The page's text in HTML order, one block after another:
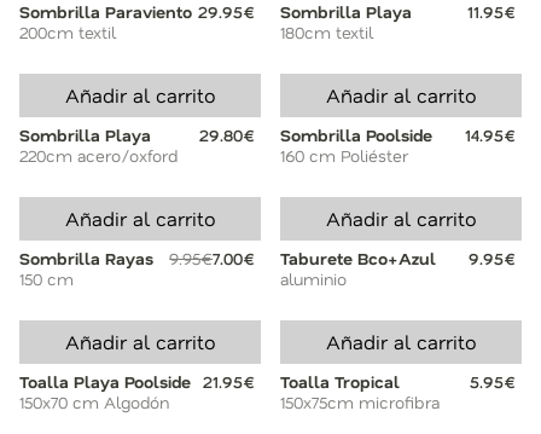
Sombrilla Paraviento 29.95€
200cm textil
Sombrilla Playa
11.95€
180cm textil
Añadir al carrito
Sombrilla Playa
29.80€
220cm acero/oxford
Añadir al carrito
Sombrilla Poolside
14.95€
160 cm Poliéster
Añadir al carrito
Sombrilla Rayas 9.95€7.00€
150 cm
Añadir al carrito
Taburete Bco+Azul
9.95€
aluminio
Añadir al carrito
Toalla Playa Poolside
21.95€
150x70 cm Algodón
Añadir al carrito
Toalla Tropical
5.95€
150x75cm microfibra